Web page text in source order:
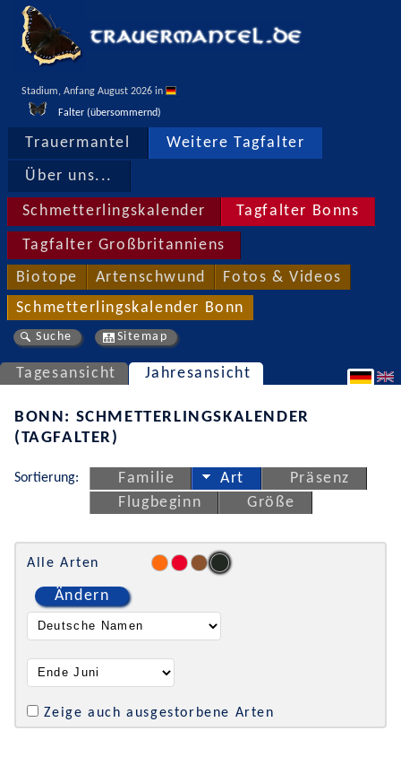
Stadium, Anfang August 2026 in
Falter (übersommernd)
Trauermantel Weitere Tagfalter
Über uns...
Schmetterlingskalender Tagfalter Bonns
Tagfalter Großbritanniens
Biotope Artenschwund Fotos & Videos
Schmetterlingskalender Bonn
Suche Sitemap
Tagesansicht Jahresansicht
BONN: SCHMETTERLINGSKALENDER
(TAGFALTER)
Sortierung: Familie Art
Präsenz
Flugbeginn
Größe
Alle Arten
Ändern
Zeige auch ausgestorbene Arten